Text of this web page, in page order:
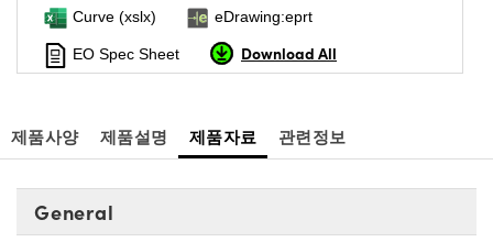
Curve (xslx) eDrawing:eprt
EO Spec Sheet Download All
제품사양 제품설명 제품자료 관련정보
General